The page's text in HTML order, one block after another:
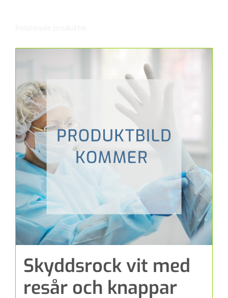
Skyddsrock vit med
resår och knappar